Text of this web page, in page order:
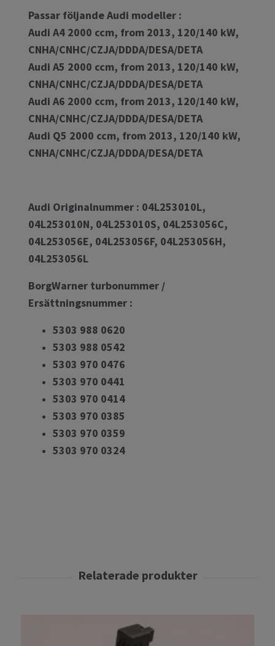
Passar följande Audi modeller :
Audi A4 2000 ccm, from 2013, 120/140 kW,
CNHA/CNHC/CZJA/DDDA/DESA/DETA
Audi A5 2000 ccm, from 2013, 120/140 kW,
CNHA/CNHC/CZJA/DDDA/DESA/DETA
Audi A6 2000 ccm, from 2013, 120/140 kW,
CNHA/CNHC/CZJA/DDDA/DESA/DETA
Audi Q5 2000 ccm, from 2013, 120/140 kW,
CNHA/CNHC/CZJA/DDDA/DESA/DETA
Audi Originalnummer : 04L253010L,
04L253010N, 04L253010S, 04L253056C,
04L253056E, 04L253056F, 04L253056H,
04L253056L
BorgWarner turbonummer /
Ersättningsnummer :
5303 988 0620
5303 988 0542
5303 970 0476
5303 970 0441
5303 970 0414
5303 970 0385
5303 970 0359
5303 970 0324